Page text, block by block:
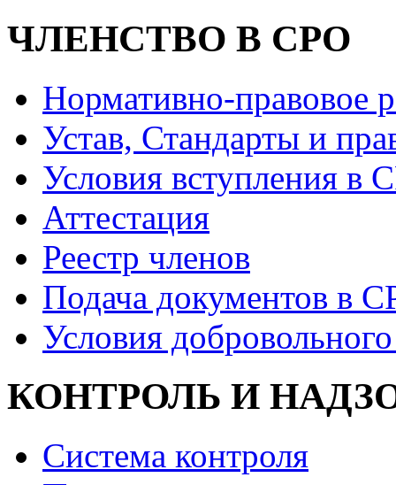
ЧЛЕНСТВО В СРО
Нормативно-правовое
Устав, Стандарты и
Условия вступления в
Аттестация
Реестр членов
Подача документов в
Условия
КОНТРОЛЬ И
Система контроля